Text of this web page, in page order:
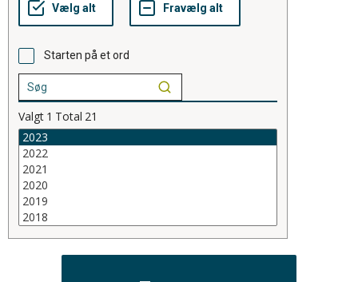
Starten på et ord
Valgt 1 Total 21